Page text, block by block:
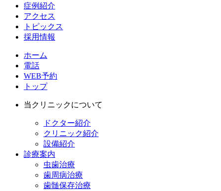
症例紹介
アクセス
トピックス
採用情報
ホーム
電話
WEB予約
トップ
当クリニックについて
ドクター紹介
クリニック紹介
設備紹介
診療案内
虫歯治療
歯周病治療
歯髄保存治療